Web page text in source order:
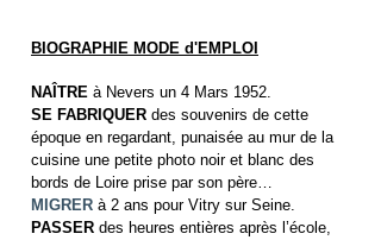
BIOGRAPHIE MODE d'EMPLOI
NAÎTRE à Nevers un 4 Mars 1952.
SE FABRIQUER des souvenirs de cette
époque en regardant, punaisée au mur de la
cuisine une petite photo noir et blanc des
bords de Loire prise par son père…
MIGRER à 2 ans pour Vitry sur Seine.
PASSER des heures entières après l’école,